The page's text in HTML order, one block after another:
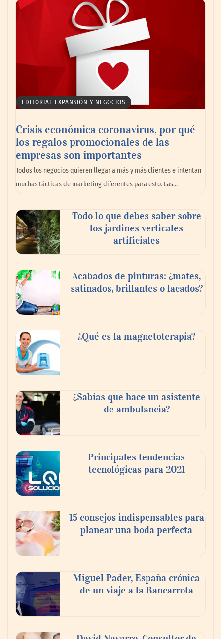
impulsando la colaboración en el sector
La omnicanalidad redefine la forma de
planear viajes en México
buscan proyectar talento mexicano y
fortalecer el turismo médico
En el Día de la Cerveza, Grupo Modelo
mundo elige para reunirse: 7 de cada 10 la
escogen
compromiso para el eclipse solar del 12 de
agosto
EDITORIAL EXPANSIÓN Y NEGOCIOS
Crisis económica coronavirus, por qué
los regalos promocionales de las
empresas son importantes
Todos los negocios quieren llegar a más y más clientes e intentan
muchas tácticas de marketing diferentes para esto. Las…
Todo lo que debes saber sobre
los jardines verticales
artificiales
Acabados de pinturas: ¿mates,
satinados, brillantes o lacados?
¿Qué es la magnetoterapia?
¿Sabías que hace un asistente
de ambulancia?
Principales tendencias
tecnológicas para 2021
15 consejos indispensables para
planear una boda perfecta
Miguel Pader, España crónica
de un viaje a la Bancarrota